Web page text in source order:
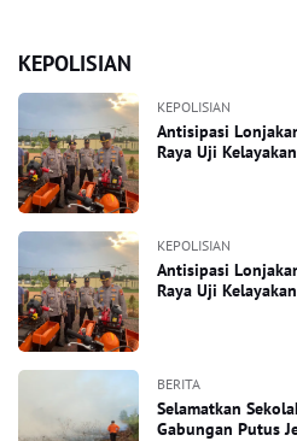
KEPOLISIAN
KEPOLISIAN
Antisipasi
Raya Uji
KEPOLISIAN
Antisipasi
Raya Uji
BERITA
Selamatkan
Gabungan Putus